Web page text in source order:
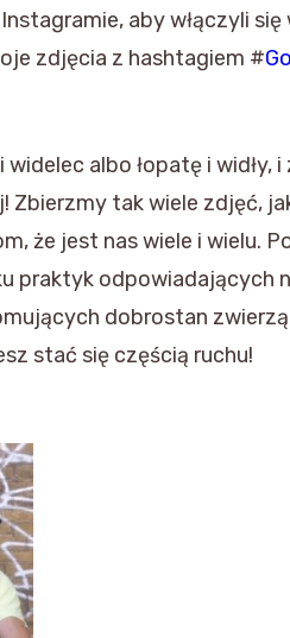
aby włączyli
zdjęcia z hashtagiem #
widelec albo łopatę i
Zbierzmy tak wiele zdjęć,
że jest nas wiele i wielu.
praktyk odpowiadających
dobrostan
stać się częścią ruchu!